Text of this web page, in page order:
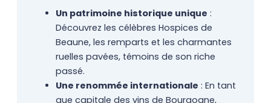
Un patrimoine historique unique :
Découvrez les célèbres Hospices de
Beaune, les remparts et les charmantes
ruelles pavées, témoins de son riche
passé.
Une renommée internationale : En tant
que capitale des vins de Bourgogne,